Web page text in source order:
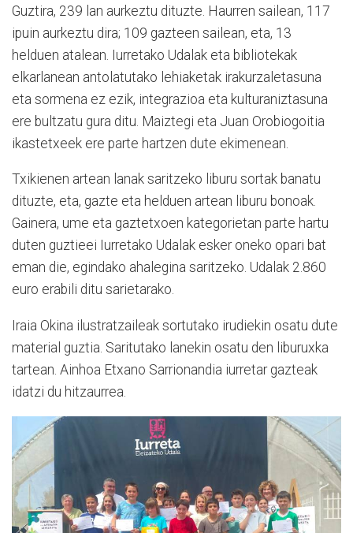
Guztira, 239 lan aurkeztu dituzte. Haurren sailean, 117
ipuin aurkeztu dira; 109 gazteen sailean, eta, 13
helduen atalean. Iurretako Udalak eta bibliotekak
elkarlanean antolatutako lehiaketak irakurzaletasuna
eta sormena ez ezik, integrazioa eta kulturaniztasuna
ere bultzatu gura ditu. Maiztegi eta Juan Orobiogoitia
ikastetxeek ere parte hartzen dute ekimenean.
Txikienen artean lanak saritzeko liburu sortak banatu
dituzte, eta, gazte eta helduen artean liburu bonoak.
Gainera, ume eta gaztetxoen kategorietan parte hartu
duten guztieei Iurretako Udalak esker oneko opari bat
eman die, egindako ahalegina saritzeko. Udalak 2.860
euro erabili ditu sarietarako.
Iraia Okina ilustratzaileak sortutako irudiekin osatu dute
material guztia. Saritutako lanekin osatu den liburuxka
tartean. Ainhoa Etxano Sarrionandia iurretar gazteak
idatzi du hitzaurrea.